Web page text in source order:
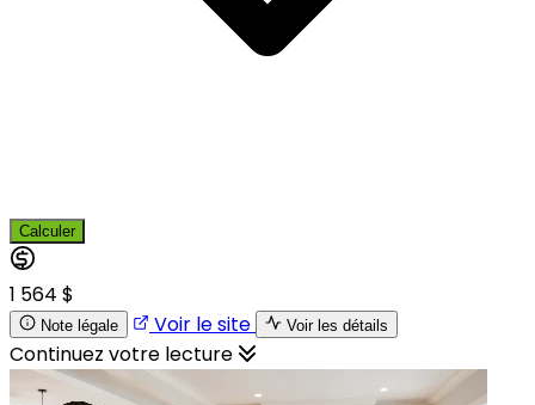
Calculer
1 564 $
Note légale Voir le site Voir les détails
Continuez votre lecture